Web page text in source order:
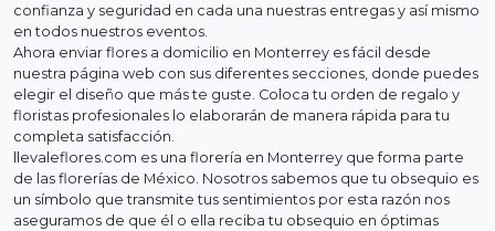
confianza y seguridad en cada una nuestras entregas y así mismo
en todos nuestros eventos.
Ahora enviar flores a domicilio en Monterrey es fácil desde
nuestra página web con sus diferentes secciones, donde puedes
elegir el diseño que más te guste. Coloca tu orden de regalo y
floristas profesionales lo elaborarán de manera rápida para tu
completa satisfacción.
llevaleflores.com es una florería en Monterrey que forma parte
de las florerías de México. Nosotros sabemos que tu obsequio es
un símbolo que transmite tus sentimientos por esta razón nos
aseguramos de que él o ella reciba tu obsequio en óptimas